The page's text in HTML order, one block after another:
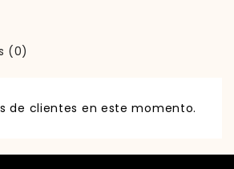
(0)
de clientes en este momento.